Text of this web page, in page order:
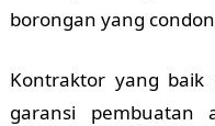
borongan yang
Kontraktor yang baik
garansi pembuatan